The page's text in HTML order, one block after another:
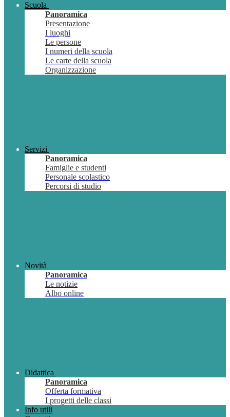
Scuola
Panoramica
Presentazione
I luoghi
Le persone
I numeri della scuola
Le carte della scuola
Organizzazione
Servizi
Panoramica
Famiglie e studenti
Personale scolastico
Percorsi di studio
Novità
Panoramica
Le notizie
Albo online
Didattica
Panoramica
Offerta formativa
I progetti delle classi
Info utili